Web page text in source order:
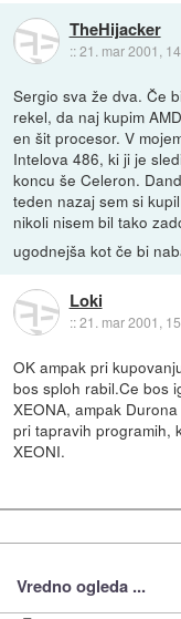
TheHijacker
::21. mar 2001,
Sergio sva že dva. Če
rekel, da naj kupim
en šit procesor. V
Intelova 486, ki ji je
koncu še Celeron.
teden nazaj sem si
nikoli nisem bil tako
ugodnejša kot če bi
Loki
::21. mar 2001,
OK ampak pri
bos sploh rabil.Ce bos
XEONA, ampak
pri tapravih programih,
XEONI.
Vredno ogleda ...